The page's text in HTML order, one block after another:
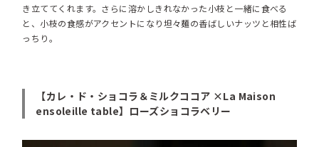
き立ててくれます。さらに溶かしきれなかった小枝と一緒に食べる
と、小枝の食感がアクセントになり坦々麺の香ばしいナッツと相性ば
っちり。
【カレ・ド・ショコラ＆ミルクココア ×La Maison
ensoleille table】ローズショコラベリー